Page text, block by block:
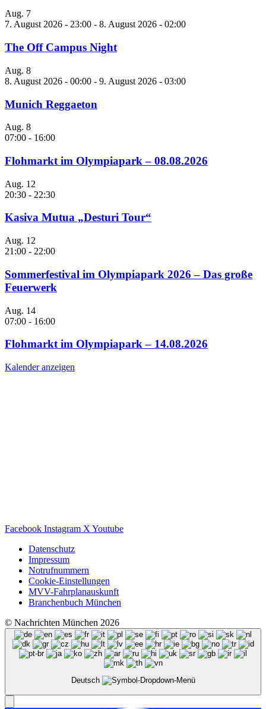
Aug. 7
7. August 2026 - 23:00 - 8. August 2026 - 02:00
The Off Campus Night
Aug. 8
8. August 2026 - 00:00 - 9. August 2026 - 03:00
Munich Reggaeton
Aug. 8
07:00 - 16:00
Flohmarkt im Olympiapark – 08.08.2026
Aug. 12
20:30 - 22:30
Kasiva Mutua „Desturi Tour“
Aug. 12
21:00 - 22:00
Sommerfestival im Olympiapark 2026 – Das große
Feuerwerk
Aug. 14
07:00 - 16:00
Flohmarkt im Olympiapark – 14.08.2026
Kalender anzeigen
Facebook Instagram X Youtube
Datenschutz
Impressum
Notrufnummern
Cookie-Einstellungen
MVV-Fahrplanauskunft
Branchenbuch München
© Nachrichten München 2026
Deutsch